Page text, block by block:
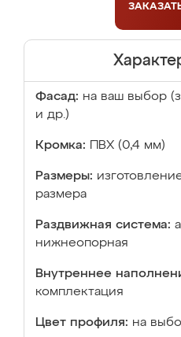
Фасад: на ваш выбор
и др.)
Кромка: ПВХ (0,4 мм)
Размеры:
размера
Раздвижная система:
нижнеопорная
Внутреннее
комплектация
Цвет профиля: на